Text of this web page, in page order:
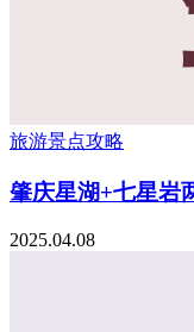
旅游景点攻略
肇庆星湖+七星岩
2025.04.08